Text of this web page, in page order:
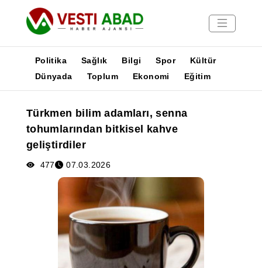
Yayınlar
Medya
Poster
Politika Sağlık Bilgi Spor
Kültür
Dünyada
Toplum Ekonomi Eğitim
Türkmen bilim adamları, senna
tohumlarından bitkisel kahve
geliştirdiler
477 07.03.2026